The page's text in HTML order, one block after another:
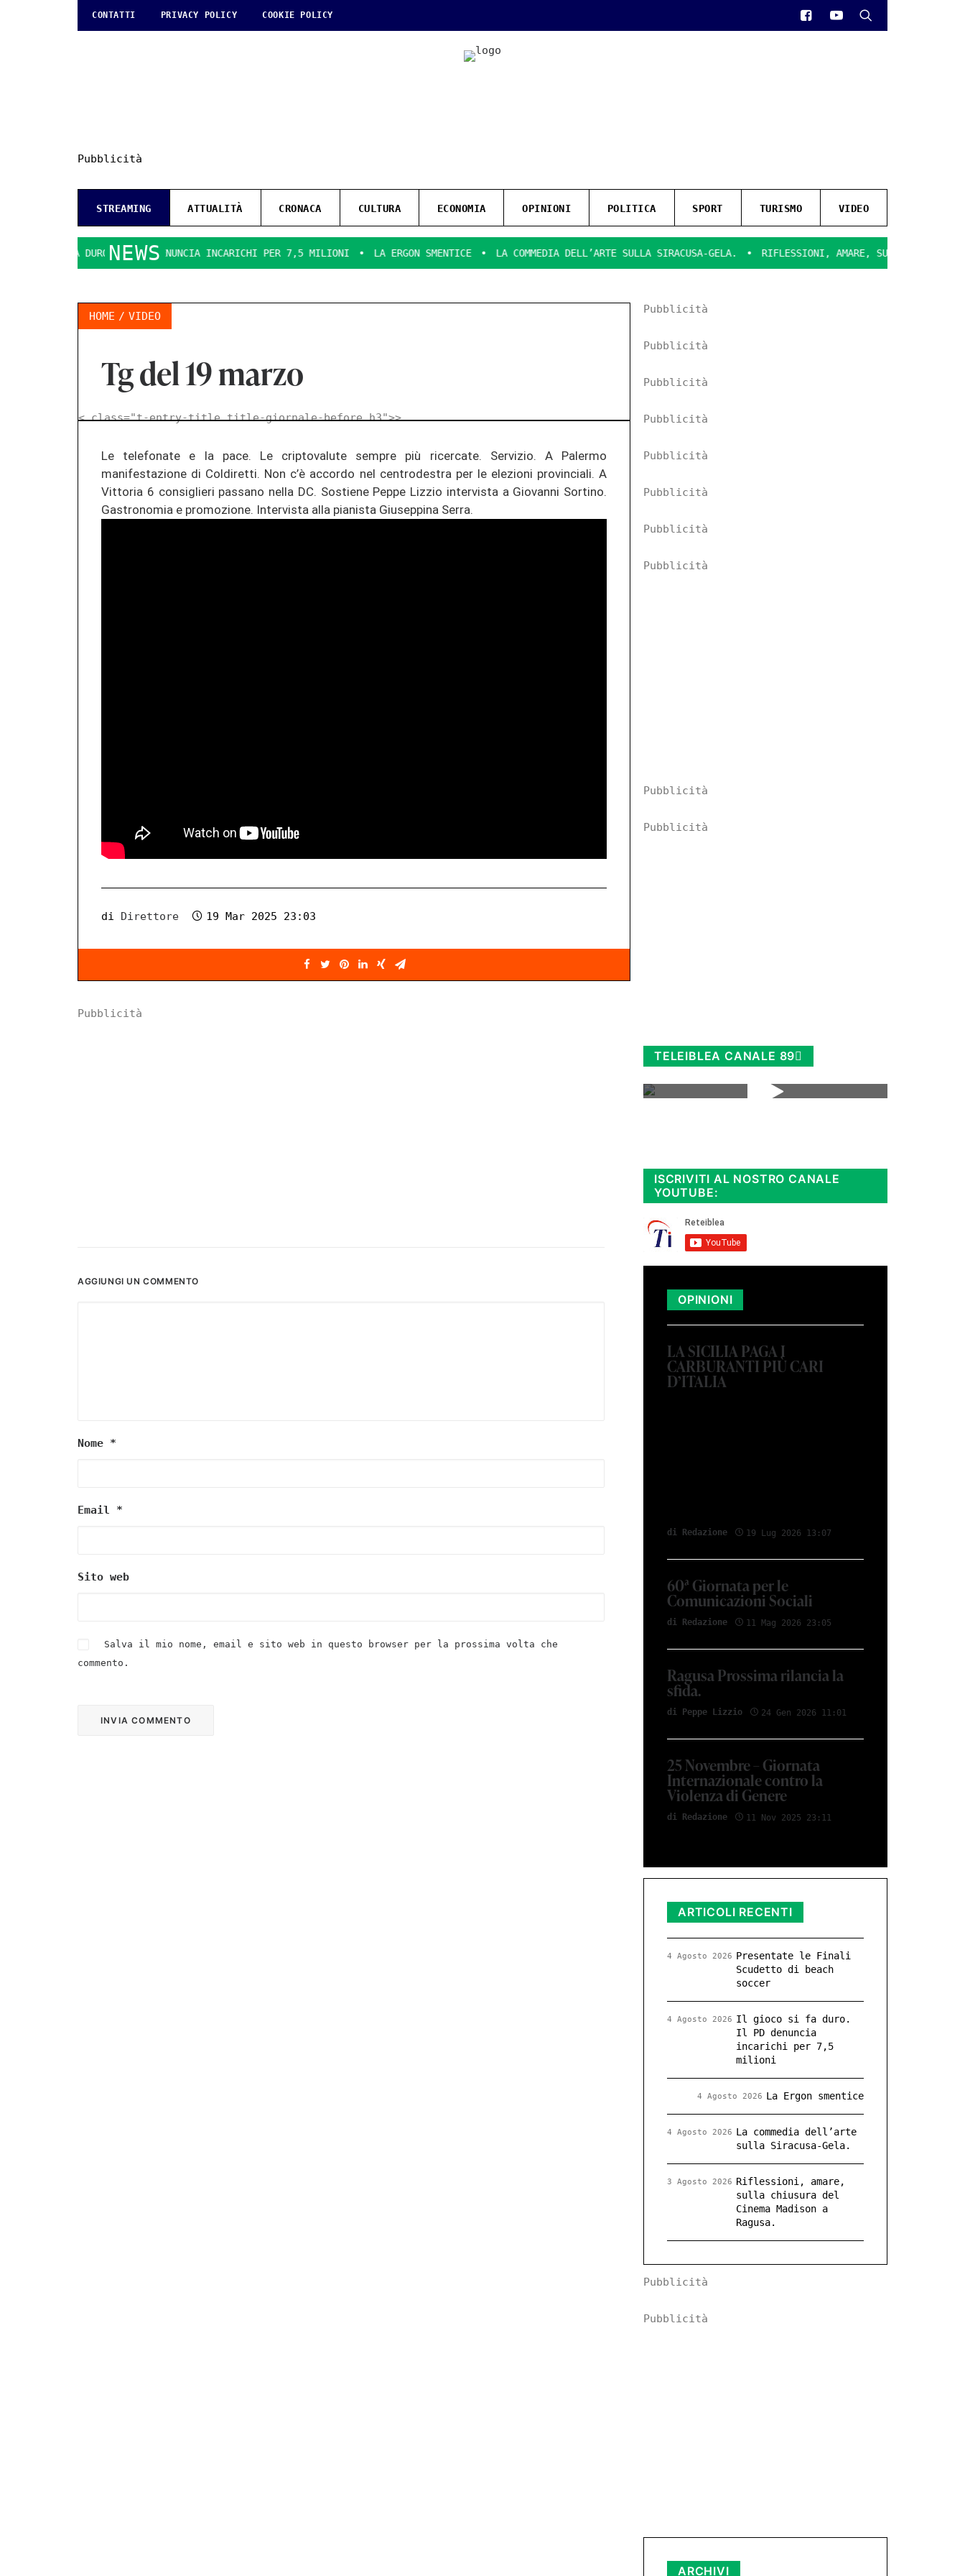
CONTATTI PRIVACY POLICY COOKIE POLICY
Pubblicità
STREAMING ATTUALITÀ CRONACA CULTURA ECONOMIA OPINIONI POLITICA SPORT TURISMO VIDEO
NEWS
SI FA DURO. IL PD DENUNCIA INCARICHI PER 7,5 MILIONI LA ERGON SMENTICE LA COMMEDIA DELL’ARTE SULLA SIRACUSA-GELA. RIFLESSIONI, AMARE, SULLA CHIUSURA DEL
HOME VIDEO
Tg del 19 marzo
< class="t-entry-title title-giornale-before h3">>
Le telefonate e la pace. Le criptovalute sempre più ricercate. Servizio. A Palermo
manifestazione di Coldiretti. Non c’è accordo nel centrodestra per le elezioni provinciali. A
Vittoria 6 consiglieri passano nella DC. Sostiene Peppe Lizzio intervista a Giovanni Sortino.
Gastronomia e promozione. Intervista alla pianista Giuseppina Serra.
di Direttore 19 Mar 2025 23:03
Pubblicità
AGGIUNGI UN COMMENTO
Nome *
Email *
Sito web
Salva il mio nome, email e sito web in questo browser per la prossima volta che
commento.
Pubblicità
Pubblicità
Pubblicità
Pubblicità
Pubblicità
Pubblicità
Pubblicità
Pubblicità
Pubblicità
Pubblicità
TELEIBLEA CANALE 89
ISCRIVITI AL NOSTRO CANALE
YOUTUBE:
OPINIONI
LA SICILIA PAGA I
CARBURANTI PIÙ CARI
D’ITALIA
di Redazione 19 Lug 2026 13:07
60ª Giornata per le
Comunicazioni Sociali
di Redazione 11 Mag 2026 23:05
Ragusa Prossima rilancia la
sfida.
di Peppe Lizzio 24 Gen 2026 11:01
25 Novembre – Giornata
Internazionale contro la
Violenza di Genere
di Redazione 11 Nov 2025 23:11
ARTICOLI RECENTI
Presentate le Finali
Scudetto di beach
soccer
4 Agosto 2026
Il gioco si fa duro.
Il PD denuncia
incarichi per 7,5
milioni
4 Agosto 2026
La Ergon smentice
4 Agosto 2026
La commedia dell’arte
sulla Siracusa-Gela.
4 Agosto 2026
Riflessioni, amare,
sulla chiusura del
Cinema Madison a
Ragusa.
3 Agosto 2026
Pubblicità
Pubblicità
ARCHIVI